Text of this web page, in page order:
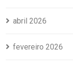
abril 2026
fevereiro 2026